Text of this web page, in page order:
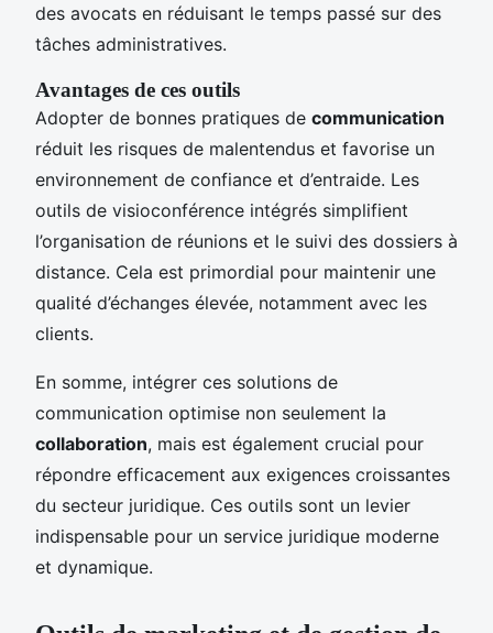
des avocats en réduisant le temps passé sur des
tâches administratives.
Avantages de ces outils
Adopter de bonnes pratiques de communication
réduit les risques de malentendus et favorise un
environnement de confiance et d’entraide. Les
outils de visioconférence intégrés simplifient
l’organisation de réunions et le suivi des dossiers à
distance. Cela est primordial pour maintenir une
qualité d’échanges élevée, notamment avec les
clients.
En somme, intégrer ces solutions de
communication optimise non seulement la
collaboration, mais est également crucial pour
répondre efficacement aux exigences croissantes
du secteur juridique. Ces outils sont un levier
indispensable pour un service juridique moderne
et dynamique.